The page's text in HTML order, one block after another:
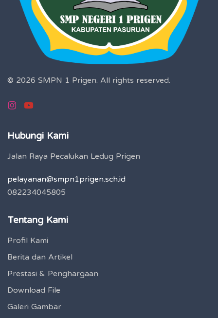
© 2026 SMPN 1 Prigen. All rights reserved.
Hubungi Kami
Jalan Raya Pecalukan Ledug Prigen
pelayanan@smpn1prigen.sch.id
082234045805
Tentang Kami
Profil Kami
Berita dan Artikel
Prestasi & Penghargaan
Download File
Galeri Gambar